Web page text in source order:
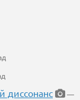
диссонанс
—